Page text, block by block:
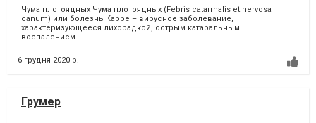
Чума плотоядных Чума плотоядных (Febris catarrhalis et nervosa
canum) или болезнь Карре – вирусное заболевание,
характеризующееся лихорадкой, острым катаральным
воспалением...
6 грудня 2020 р.
Грумер